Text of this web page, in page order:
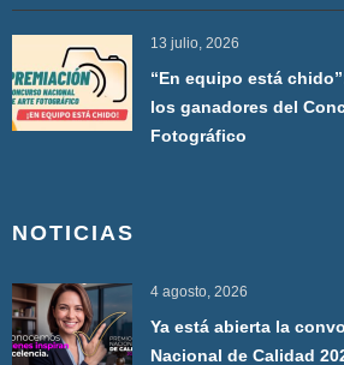
13 julio, 2026
“En equipo está
los ganadores del
Fotográfico
NOTICIAS
4 agosto, 2026
Ya está abierta la
Nacional de Calidad